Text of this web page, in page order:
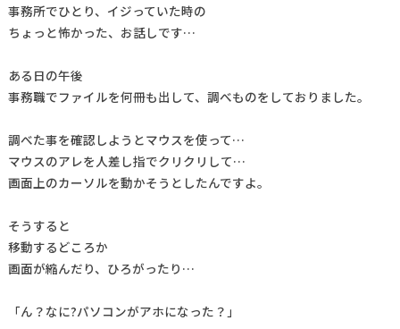
事務所でひとり、イジっていた時の
ちょっと怖かった、お話しです…
ある日の午後
事務職でファイルを何冊も出して、調べものをしておりました。
調べた事を確認しようとマウスを使って…
マウスのアレを人差し指でクリクリして…
画面上のカーソルを動かそうとしたんですよ。
そうすると
移動するどころか
画面が縮んだり、ひろがったり…
「ん？なに?パソコンがアホになった？」